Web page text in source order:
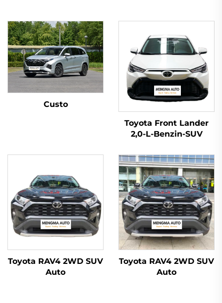
Custo
Toyota Front Lander
2,0-L-Benzin-SUV
Toyota RAV4 2WD SUV
Auto
Toyota RAV4 2WD SUV
Auto